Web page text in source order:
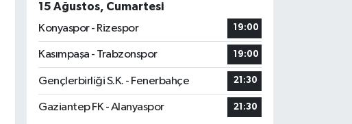
15 Ağustos, Cumartesi
Konyaspor - Rizespor
19:00
Kasımpaşa - Trabzonspor 19:00
Gençlerbirliği S.K. - Fenerbahçe 21:30
Gaziantep FK - Alanyaspor 21:30